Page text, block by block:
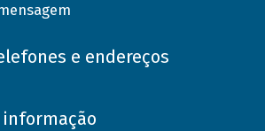
e endereços
informação